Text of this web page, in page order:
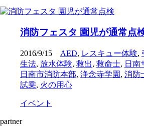
消防フェスタ 園児が通常点
2016/9/15 AED, レスキュー体験,
生法, 放水体験, 救出, 救命士, 日南
日南市消防本部, 浄念寺学園 , 消防
試乗, 火の用心
イベント
partner